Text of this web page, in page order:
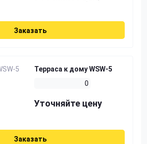
Заказать
Терраса к дому WSW-5
0
Уточняйте цену
Заказать